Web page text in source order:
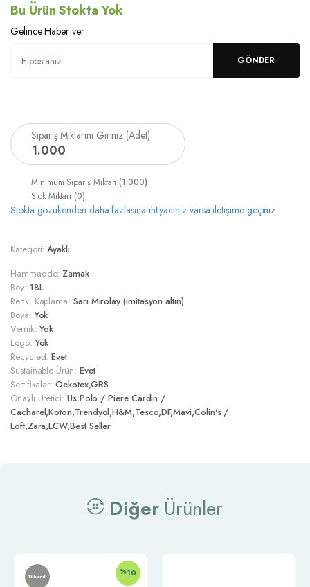
Bu Ürün Stokta Yok
Gelince Haber ver
Sipariş Miktarını Giriniz (Adet)
1.000
Minimum Sipariş Miktarı(1.000)
Stok Miktarı(0)
Stokta gözükenden daha fazlasına ihtiyacınız varsa iletişime geçiniz.
Kategori:Ayaklı
Hammadde:Zamak
Boy: 18L
Renk, Kaplama: Sarı Mirolay (imitasyon altın)
Boya:Yok
Vernik:Yok
Logo:Yok
Recycled:Evet
Sustainable Ürün: Evet
Sertifikalar:Oekotex,GRS
Onaylı Üretici: Us Polo / Piere Cardin /
Cacharel,Koton,Trendyol,H&M,Tesco,DF,Mavi,Colin's /
Loft,Zara,LCW,Best Seller
DiğerÜrünler
Tükendi %10